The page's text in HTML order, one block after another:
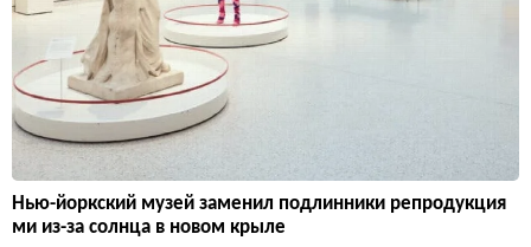
Нью-йоркский музей заменил подлинники репродукция
ми из-за солнца в новом крыле